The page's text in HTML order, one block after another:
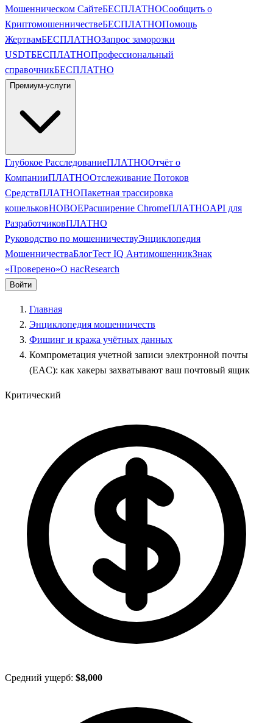
Мошенническом СайтеБЕСПЛАТНОСообщить о
КриптомошенничествеБЕСПЛАТНОПомощь
ЖертвамБЕСПЛАТНОЗапрос заморозки
USDTБЕСПЛАТНОПрофессиональный
справочникБЕСПЛАТНО
Премиум-услуги
Глубокое РасследованиеПЛАТНООтчёт о
КомпанииПЛАТНООтслеживание Потоков
СредствПЛАТНОПакетная трассировка
кошельковНОВОЕРасширение ChromeПЛАТНОAPI для
РазработчиковПЛАТНО
Руководство по мошенничествуЭнциклопедия
МошенничестваБлогТест IQ АнтимошенникЗнак
«Проверено»О насResearch
Войти
Главная
Энциклопедия мошенничеств
Фишинг и кража учётных данных
Компрометация учетной записи электронной почты
(EAC): как хакеры захватывают ваш почтовый ящик
Критический
Средний ущерб: $8,000